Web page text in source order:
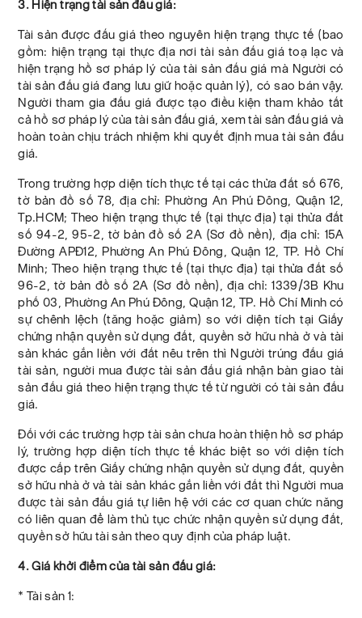
3. Hiện trạng tài sản đấu giá:
Tài sản được đấu giá theo nguyên hiện trạng thực tế (bao
gồm: hiện trạng tại thực địa nơi tài sản đấu giá toạ lạc và
hiện trạng hồ sơ pháp lý của tài sản đấu giá mà Người có
tài sản đấu giá đang lưu giữ hoặc quản lý), có sao bán vậy.
Người tham gia đấu giá được tạo điều kiện tham khảo tất
cả hồ sơ pháp lý của tài sản đấu giá, xem tài sản đấu giá và
hoàn toàn chịu trách nhiệm khi quyết định mua tài sản đấu
giá.
Trong trường hợp diện tích thực tế tại các thửa đất số 676,
tờ bản đồ số 78, địa chỉ: Phường An Phú Đông, Quận 12,
Tp.HCM; Theo hiện trạng thực tế (tại thực địa) tại thửa đất
số 94-2, 95-2, tờ bản đồ số 2A (Sơ đồ nền), địa chỉ: 15A
Đường APĐ12, Phường An Phú Đông, Quận 12, TP. Hồ Chí
Minh; Theo hiện trạng thực tế (tại thực địa) tại thửa đất số
96-2, tờ bản đồ số 2A (Sơ đồ nền), địa chỉ: 1339/3B Khu
phố 03, Phường An Phú Đông, Quận 12, TP. Hồ Chí Minh có
sự chênh lệch (tăng hoặc giảm) so với diện tích tại Giấy
chứng nhận quyền sử dụng đất, quyền sở hữu nhà ở và tài
sản khác gắn liền với đất nêu trên thì Người trúng đấu giá
tài sản, người mua được tài sản đấu giá nhận bàn giao tài
sản đấu giá theo hiện trạng thực tế từ người có tài sản đấu
giá.
Đối với các trường hợp tài sản chưa hoàn thiện hồ sơ pháp
lý, trường hợp diện tích thực tế khác biệt so với diện tích
được cấp trên Giấy chứng nhận quyền sử dụng đất, quyền
sở hữu nhà ở và tài sản khác gắn liền với đất thì Người mua
được tài sản đấu giá tự liên hệ với các cơ quan chức năng
có liên quan để làm thủ tục chức nhận quyền sử dụng đất,
quyền sở hữu tài sản theo quy định của pháp luật.
4. Giá khởi điểm của tài sản đấu giá:
* Tài sản 1: